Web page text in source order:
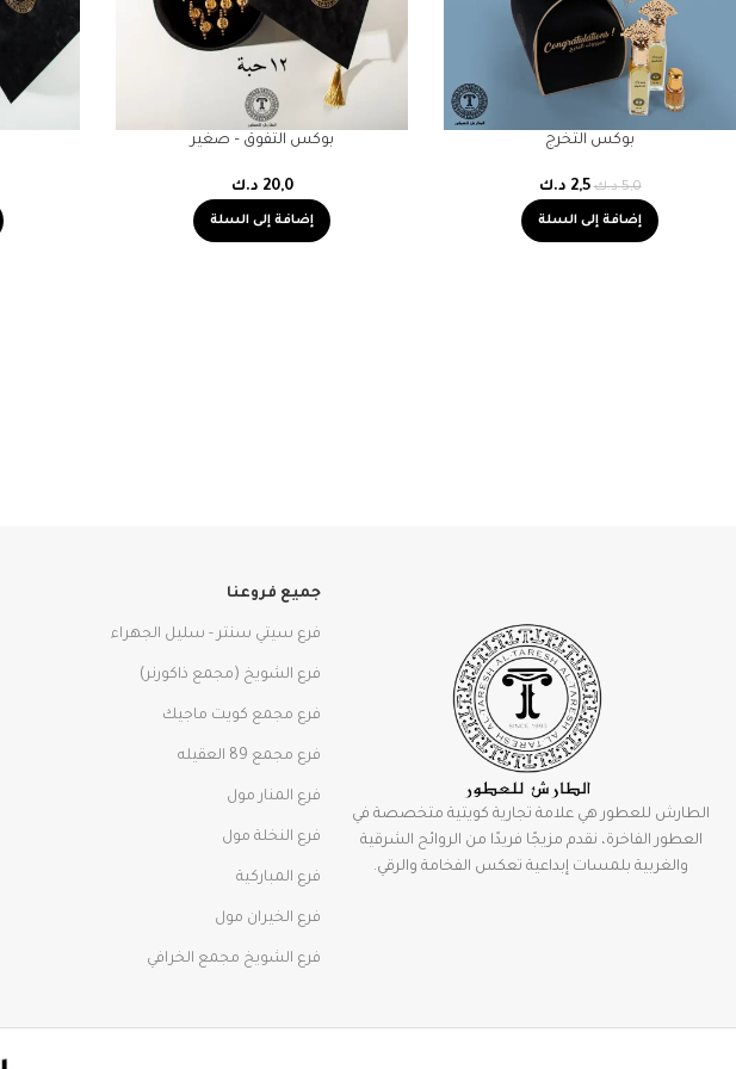
بوكس التخرج
5,0 د.ك 2,5 د.ك
إضافة إلى السلة
بوكس التفوق – صغير
20,0 د.ك
إضافة إلى السلة
الطارش للعطور هي علامة تجارية كويتية متخصصة في
العطور الفاخرة، نقدم مزيجًا فريدًا من الروائح الشرقية
والغربية بلمسات إبداعية تعكس الفخامة والرقي.
جميع فروعنا
فرع سيتي سنتر - سليل الجهراء
فرع الشويخ (مجمع ذاكورنر)
فرع مجمع كويت ماجيك
فرع مجمع 89 العقيله
فرع المنار مول
فرع النخلة مول
فرع المباركية
فرع الخيران مول
فرع الشويخ مجمع الخرافي